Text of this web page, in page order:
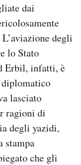
dai
degli
lo Stato
Erbil, infatti, è
diplomatico
lasciato
ragioni di
degli yazidi,
stampa
che gli